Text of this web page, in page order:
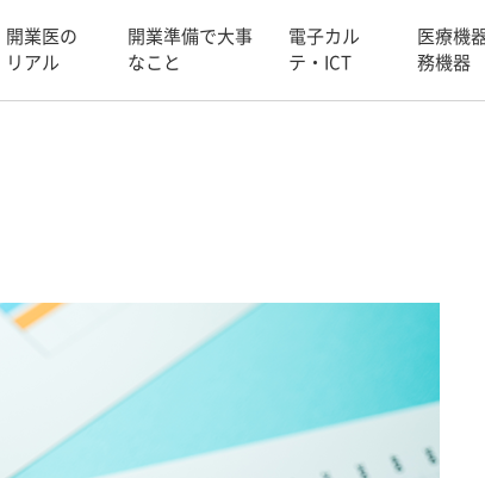
開業医の
リアル
開業準備で大事
なこと
電子カル
テ・ICT
医療機
務機器